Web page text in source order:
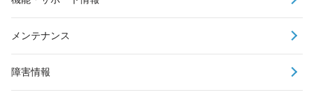
メンテナンス
障害情報